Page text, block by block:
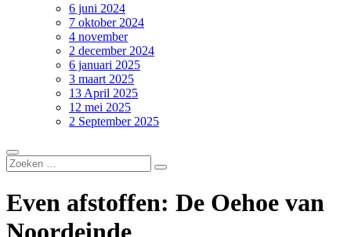
6 juni 2024
7 oktober 2024
4 november
2 december 2024
6 januari 2025
3 maart 2025
13 April 2025
12 mei 2025
2 September 2025
Even afstoffen: De Oehoe van